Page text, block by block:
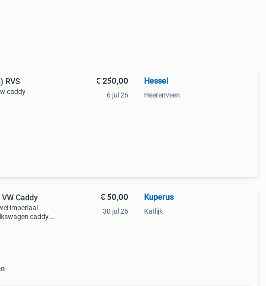
RVS
caddy
€ 250,00
6 jul 26
Hessel
Heerenveen
Caddy
imperiaal
caddy.
€ 50,00
30 jul 26
Kuperus
Katlijk